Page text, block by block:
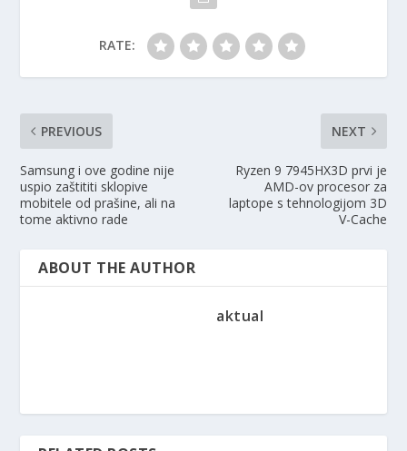
RATE:
PREVIOUS
Samsung i ove godine nije
uspio zaštititi sklopive
mobitele od prašine, ali na
tome aktivno rade
NEXT
Ryzen 9 7945HX3D prvi je
AMD-ov procesor za
laptope s tehnologijom 3D
V-Cache
ABOUT THE AUTHOR
aktual